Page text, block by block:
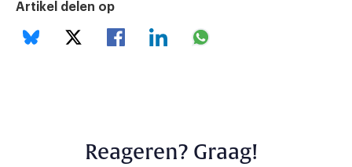
Artikel delen op
Reageren? Graag!